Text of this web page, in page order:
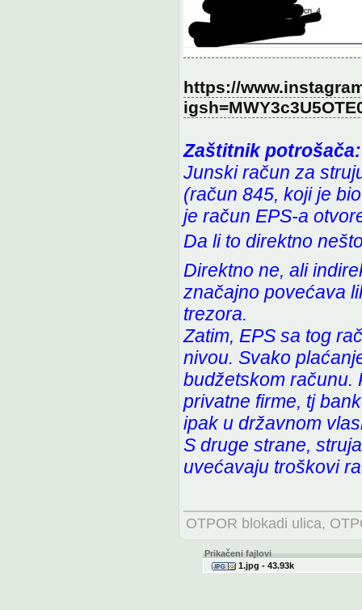
https://
Zaštitnik potrošača:
Junski račun za
(račun 845, koji je
je račun EPS-a
Da li to direktno
Direktno ne, ali
značajno povećava
trezora.
Zatim, EPS sa tog
nivou. Svako
budžetskom računu.
privatne firme, tj
ipak u državnom
S druge strane,
uvećavaju troškovi
OTPOR blokadi ulica,
Prikačeni fajlovi
1.jpg - 43.93k